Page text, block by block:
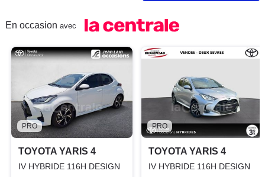
En occasion avec
PRO
TOYOTA YARIS 4
IV HYBRIDE 116H DESIGN
PRO
TOYOTA YARIS 4
IV HYBRIDE 116H DESIGN